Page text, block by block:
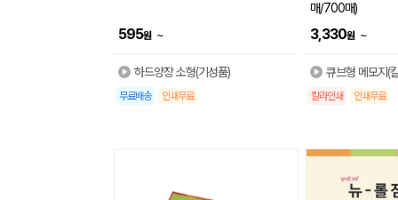
595원 ~
하드양장 소형(기성품)
무료배송 인쇄무료
매/700매)
3,330원 ~
큐브형 메모지(
칼라인쇄 인쇄무료